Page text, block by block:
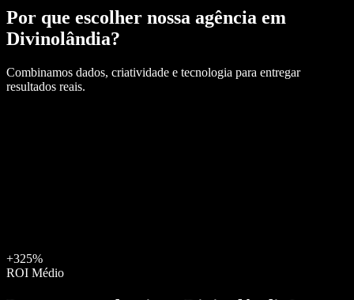
Por que escolher nossa agência em
Divinolândia?
Combinamos dados, criatividade e tecnologia para entregar
resultados reais.
+325%
ROI Médio